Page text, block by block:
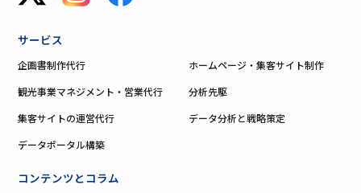
サービス
企画書制作代行 ホームページ・集客サイト制作
観光事業マネジメント・営業代行 分析先駆
集客サイトの運営代行 データ分析と戦略策定
データポータル構築
コンテンツとコラム